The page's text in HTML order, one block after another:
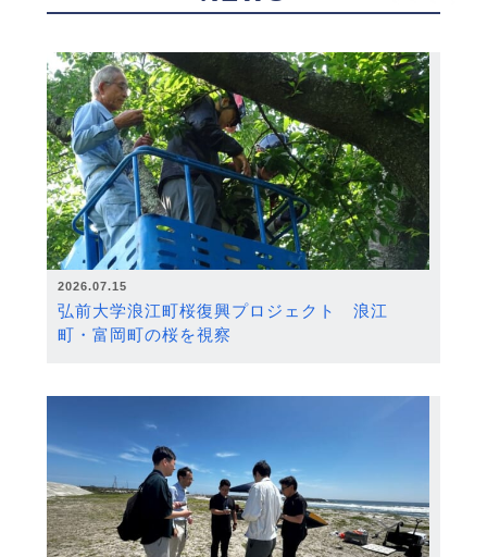
2026.07.15
弘前大学浪江町桜復興プロジェクト 浪江
町・富岡町の桜を視察